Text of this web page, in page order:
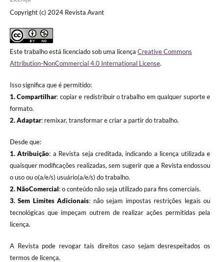
Copyright (c) 2024 Revista Avant
Este trabalho está licenciado sob uma licença Creative Commons
Attribution-NonCommercial 4.0 International License.
Isso significa que é permitido:
1. Compartilhar: copiar e redistribuir o trabalho em qualquer suporte e
formato.
2. Adaptar: remixar, transformar e criar a partir do trabalho.
Desde que:
1. Atribuição: a Revista seja creditada, indicando a licença utilizada e
quaisquer modificações realizadas, sem sugerir que a Revista endossou
o uso ou o(a/e/s) usuário(a/e/s) do trabalho.
2. NãoComercial: o conteúdo não seja utilizado para fins comerciais.
3.Sem Limites Adicionais: não sejam impostas restrições legais ou
tecnológicas que impeçam outrem de realizar ações permitidas pela
licença.
A Revista pode revogar tais direitos caso sejam desrespeitados os
termos de licença.